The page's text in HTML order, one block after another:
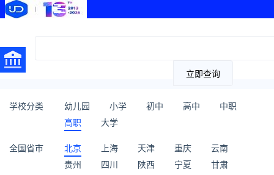
立即查询
学校分类 幼儿园 小学 初中 高中
中职
高职
大学
全国省市 北京 上海 天津 重庆
云南
贵州
四川 陕西 宁夏
甘肃